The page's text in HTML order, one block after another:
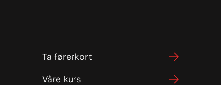
Ta førerkort
Våre kurs